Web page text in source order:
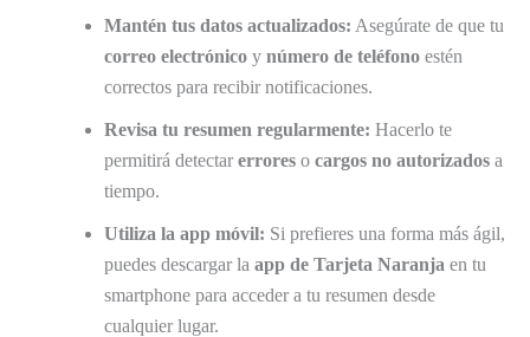
Mantén tus datos actualizados: Asegúrate de que tu
correo electrónico y número de teléfono estén
correctos para recibir notificaciones.
Revisa tu resumen regularmente: Hacerlo te
permitirá detectar errores o cargos no autorizados a
tiempo.
Utiliza la app móvil: Si prefieres una forma más ágil,
puedes descargar la app de Tarjeta Naranja en tu
smartphone para acceder a tu resumen desde
cualquier lugar.